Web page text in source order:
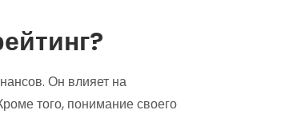
Он влияет на
того, понимание своего